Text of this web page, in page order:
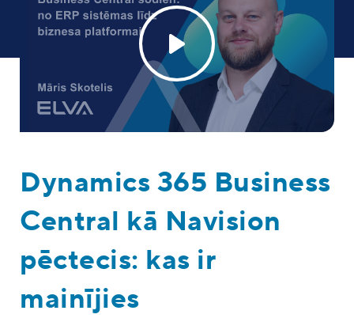
Dynamics 365 Business
Central kā Navision
pēctecis: kas ir
mainījies